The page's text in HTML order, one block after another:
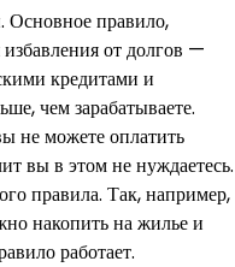
Основное правило,
от долгов —
кредитами и
чем зарабатываете.
не можете оплатить
вы в этом не нуждаетесь.
правила. Так, например,
накопить на жилье и
работает.